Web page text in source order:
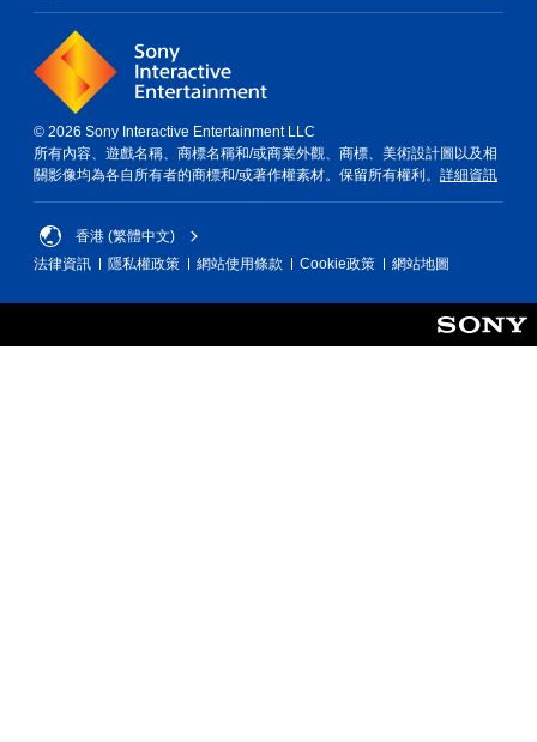
© 2026 Sony Interactive Entertainment LLC
所有內容、遊戲名稱、商標名稱和/或商業外觀、商標、美術設計圖以及相
關影像均為各自所有者的商標和/或著作權素材。保留所有權利。 詳細資訊
香港 (繁體中文)
法律資訊
隱私權政策 網站使用條款 Cookie政策 網站地圖